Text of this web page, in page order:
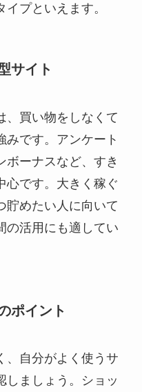
プといえます。
サイト
、買い物をしなくて
みです。アンケート
ボーナスなど、すき
心です。大きく稼ぐ
貯めたい人に向いて
の活用にも適してい
ポイント
、自分がよく使うサ
しましょう。ショッ